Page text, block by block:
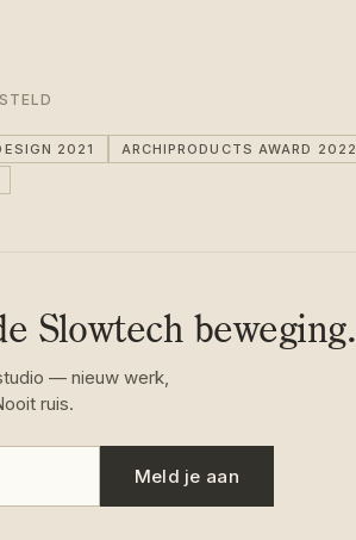
2021 ARCHIPRODUCTS AWARD 2022
Slowtech beweging.
— nieuw werk,
ruis.
Meld je aan